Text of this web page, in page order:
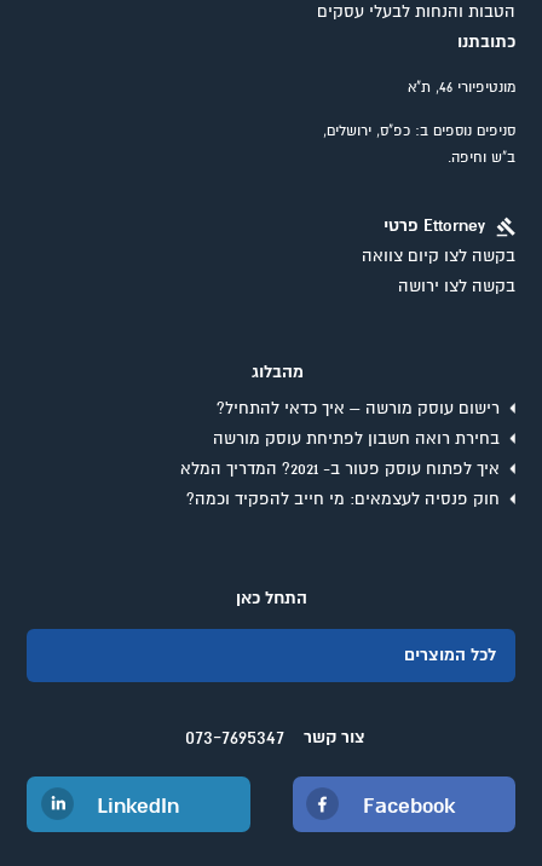
הטבות והנחות לבעלי עסקים
כתובתנו
מונטיפיורי 46, ת"א
סניפים נוספים ב: כפ"ס, ירושלים,
ב"ש וחיפה.
Ettorney פרטי
בקשה לצו קיום צוואה
בקשה לצו ירושה
מהבלוג
רישום עוסק מורשה – איך כדאי להתחיל?
בחירת רואה חשבון לפתיחת עוסק מורשה
איך לפתוח עוסק פטור ב- 2021? המדריך המלא
חוק פנסיה לעצמאים: מי חייב להפקיד וכמה?
התחל כאן
לכל המוצרים
צור קשר 073-7695347
Facebook
LinkedIn